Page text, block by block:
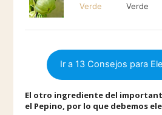
Verde Verde
Ir a 13 Consejos para
El otro ingrediente del
el Pepino, por lo que debemos